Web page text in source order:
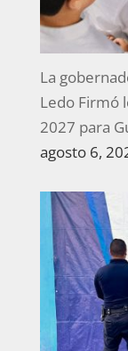
La
Ledo Firmó
2027 para
agosto 6,